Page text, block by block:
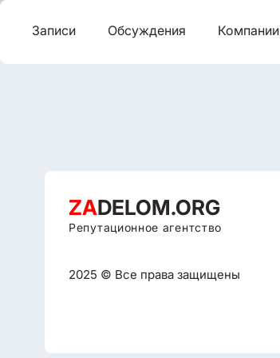
Записи Обсуждения Компании
ZADELOM.ORG
Репутационное агентство
2025 © Все права защищены